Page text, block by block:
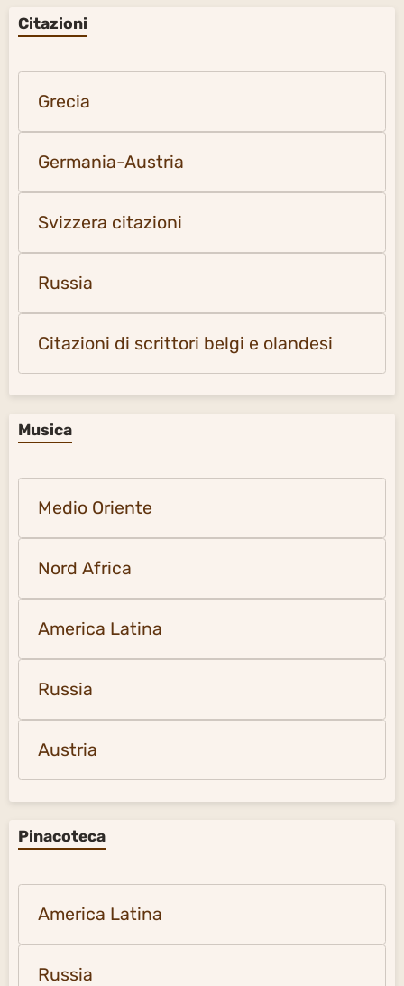
Citazioni
Grecia
Germania-Austria
Svizzera citazioni
Russia
Citazioni di scrittori belgi e olandesi
Musica
Medio Oriente
Nord Africa
America Latina
Russia
Austria
Pinacoteca
America Latina
Russia